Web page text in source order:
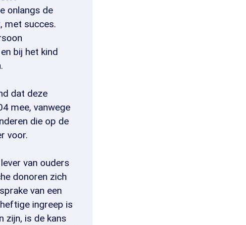
onlangs de
met succes.
bij het kind
dat deze
mee, vanwege
die op de
voor.
van ouders
donoren zich
van een
ingreep is
zijn, is de kans